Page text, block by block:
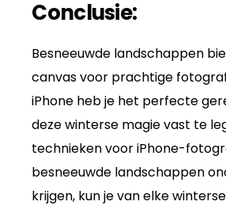
Conclusie:
Besneeuwde landschappen
canvas voor prachtige
iPhone heb je het perfecte
deze winterse magie vast te
technieken voor iPhone-
besneeuwde landschappen
krijgen, kun je van elke